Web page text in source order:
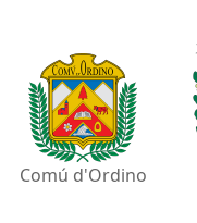
Comú d'Ordino